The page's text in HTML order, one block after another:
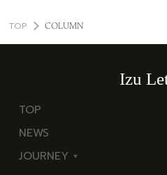
TOP COLUMN
Izu
TOP
NEWS
JOURNEY